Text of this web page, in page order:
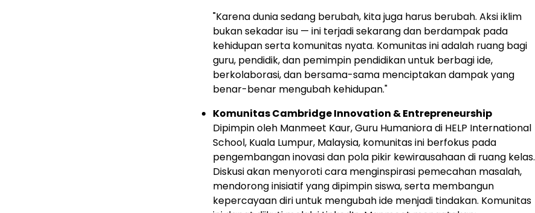
"Karena dunia sedang berubah, kita juga harus berubah. Aksi iklim
bukan sekadar isu — ini terjadi sekarang dan berdampak pada
kehidupan serta komunitas nyata. Komunitas ini adalah ruang bagi
guru, pendidik, dan pemimpin pendidikan untuk berbagi ide,
berkolaborasi, dan bersama-sama menciptakan dampak yang
benar-benar mengubah kehidupan."
Komunitas Cambridge Innovation & Entrepreneurship
Dipimpin oleh Manmeet Kaur, Guru Humaniora di HELP International
School, Kuala Lumpur, Malaysia, komunitas ini berfokus pada
pengembangan inovasi dan pola pikir kewirausahaan di ruang kelas.
Diskusi akan menyoroti cara menginspirasi pemecahan masalah,
mendorong inisiatif yang dipimpin siswa, serta membangun
kepercayaan diri untuk mengubah ide menjadi tindakan. Komunitas